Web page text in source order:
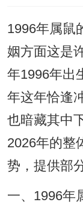
1996年属鼠
姻方面这是
年1996年出
年这年恰逢
也暗藏其中
2026年的整
势，提供部
一、1996年